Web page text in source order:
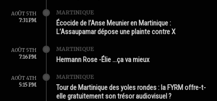
AOÛT 5TH
7:31 PM
MARTINIQUE
Écocide de l’Anse Meunier en Martinique :
L’Assaupamar dépose une plainte contre X
AOÛT 5TH
7:16 PM
MARTINIQUE
Hermann Rose -Élie …ça va mieux
AOÛT 4TH
5:15 PM
MARTINIQUE
Tour de Martinique des yoles rondes : la FYRM offre-t-
elle gratuitement son trésor audiovisuel ?